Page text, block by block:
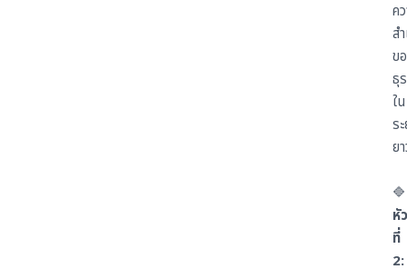
ค
ส
ข
ธุ
ใน
ร
ย
🔷
หั
ที่
2: